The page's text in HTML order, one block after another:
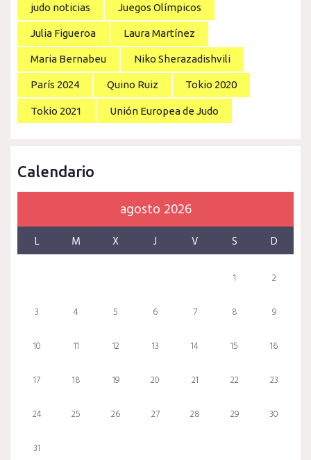
judo noticias Juegos Olímpicos
Julia Figueroa Laura Martínez
Maria Bernabeu Niko Sherazadishvili
París 2024 Quino Ruiz Tokio 2020
Tokio 2021 Unión Europea de Judo
Calendario
agosto 2026
L M X J V S D
1 2
3 4 5 6 7 8 9
10 11 12 13 14 15 16
17 18 19 20 21 22 23
24 25 26 27 28 29 30
31